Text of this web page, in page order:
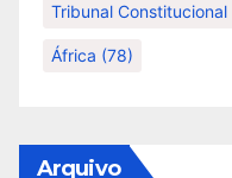
Tribunal Constitucional
África (78)
Arquivo